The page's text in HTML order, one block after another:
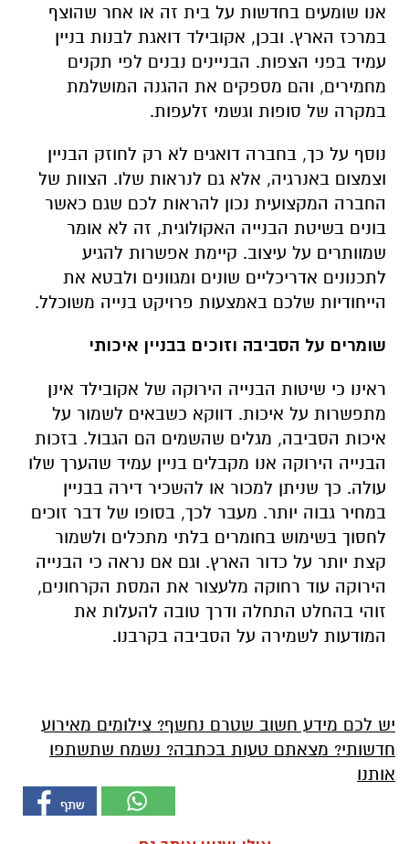
אנו שומעים בחדשות על בית זה או אחר שהוצף
במרכז הארץ. ובכן, אקובילד דואגת לבנות בניין
עמיד בפני הצפות. הבניינים נבנים לפי תקנים
מחמירים, והם מספקים את ההגנה המושלמת
במקרה של סופות וגשמי זלעפות.
נוסף על כך, בחברה דואגים לא רק לחוזק הבניין
וצמצום באנרגיה, אלא גם לנראות שלו. הצוות של
החברה המקצועית נכון להראות לכם שגם כאשר
בונים בשיטת הבנייה האקולוגית, זה לא אומר
שמוותרים על עיצוב. קיימת אפשרות להגיע
לתכנונים אדריכליים שונים ומגוונים ולבטא את
הייחודיות שלכם באמצעות פרויקט בנייה משוכלל.
שומרים על הסביבה וזוכים בבניין איכותי
ראינו כי שיטות הבנייה הירוקה של אקובילד אינן
מתפשרות על איכות. דווקא כשבאים לשמור על
איכות הסביבה, מגלים שהשמים הם הגבול. בזכות
הבנייה הירוקה אנו מקבלים בניין עמיד שהערך שלו
עולה. כך שניתן למכור או להשכיר דירה בבניין
במחיר גבוה יותר. מעבר לכך, בסופו של דבר זוכים
לחסוך בשימוש בחומרים בלתי מתכלים ולשמור
קצת יותר על כדור הארץ. וגם אם נראה כי הבנייה
הירוקה עוד רחוקה מלעצור את המסת הקרחונים,
זוהי בהחלט התחלה ודרך טובה להעלות את
המודעות לשמירה על הסביבה בקרבנו.
יש לכם מידע חשוב שטרם נחשף? צילומים מאירוע
חדשותי? מצאתם טעות בכתבה? נשמח שתשתפו
אותנו